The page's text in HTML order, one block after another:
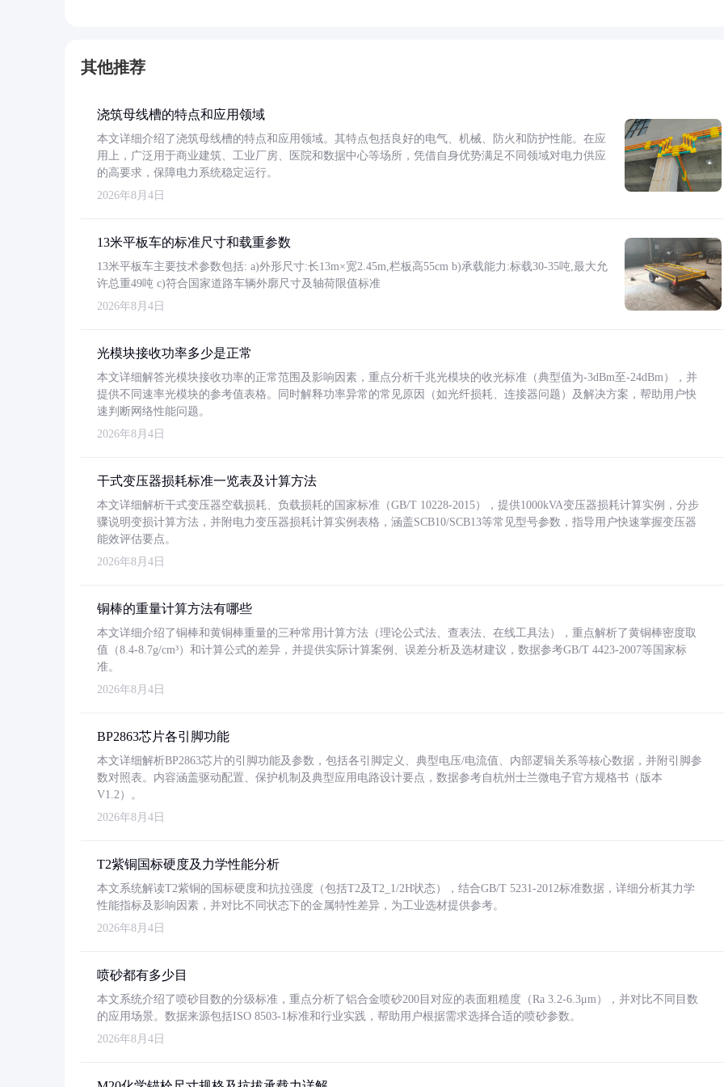
其他推荐
浇筑母线槽的特点和应用领域
本文详细介绍了浇筑母线槽的特点和应用领域。其特点包括良好的电气、机械、防火和防护性能。在应
用上，广泛用于商业建筑、工业厂房、医院和数据中心等场所，凭借自身优势满足不同领域对电力供应
的高要求，保障电力系统稳定运行。
2026年8月4日
13米平板车的标准尺寸和载重参数
13米平板车主要技术参数包括: a)外形尺寸:长13m×宽2.45m,栏板高55cm b)承载能力:标载30-35吨,最大允
许总重49吨 c)符合国家道路车辆外廓尺寸及轴荷限值标准
2026年8月4日
光模块接收功率多少是正常
本文详细解答光模块接收功率的正常范围及影响因素，重点分析千兆光模块的收光标准（典型值为-3dBm至-24dBm），并
提供不同速率光模块的参考值表格。同时解释功率异常的常见原因（如光纤损耗、连接器问题）及解决方案，帮助用户快
速判断网络性能问题。
2026年8月4日
干式变压器损耗标准一览表及计算方法
本文详细解析干式变压器空载损耗、负载损耗的国家标准（GB/T 10228-2015），提供1000kVA变压器损耗计算实例，分步
骤说明变损计算方法，并附电力变压器损耗计算实例表格，涵盖SCB10/SCB13等常见型号参数，指导用户快速掌握变压器
能效评估要点。
2026年8月4日
铜棒的重量计算方法有哪些
本文详细介绍了铜棒和黄铜棒重量的三种常用计算方法（理论公式法、查表法、在线工具法），重点解析了黄铜棒密度取
值（8.4-8.7g/cm³）和计算公式的差异，并提供实际计算案例、误差分析及选材建议，数据参考GB/T 4423-2007等国家标
准。
2026年8月4日
BP2863芯片各引脚功能
本文详细解析BP2863芯片的引脚功能及参数，包括各引脚定义、典型电压/电流值、内部逻辑关系等核心数据，并附引脚参
数对照表。内容涵盖驱动配置、保护机制及典型应用电路设计要点，数据参考自杭州士兰微电子官方规格书（版本
V1.2）。
2026年8月4日
T2紫铜国标硬度及力学性能分析
本文系统解读T2紫铜的国标硬度和抗拉强度（包括T2及T2_1/2H状态），结合GB/T 5231-2012标准数据，详细分析其力学
性能指标及影响因素，并对比不同状态下的金属特性差异，为工业选材提供参考。
2026年8月4日
喷砂都有多少目
本文系统介绍了喷砂目数的分级标准，重点分析了铝合金喷砂200目对应的表面粗糙度（Ra 3.2-6.3μm），并对比不同目数
的应用场景。数据来源包括ISO 8503-1标准和行业实践，帮助用户根据需求选择合适的喷砂参数。
2026年8月4日